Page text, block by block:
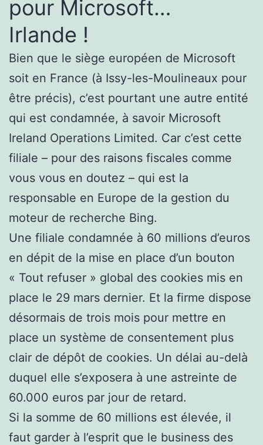
pour Microsoft…
Irlande !
Bien que le siège européen de Microsoft
soit en France (à Issy-les-Moulineaux pour
être précis), c’est pourtant une autre entité
qui est condamnée, à savoir Microsoft
Ireland Operations Limited. Car c’est cette
filiale – pour des raisons fiscales comme
vous vous en doutez – qui est la
responsable en Europe de la gestion du
moteur de recherche Bing.
Une filiale condamnée à 60 millions d’euros
en dépit de la mise en place d’un bouton
« Tout refuser » global des cookies mis en
place le 29 mars dernier. Et la firme dispose
désormais de trois mois pour mettre en
place un système de consentement plus
clair de dépôt de cookies. Un délai au-delà
duquel elle s’exposera à une astreinte de
60.000 euros par jour de retard.
Si la somme de 60 millions est élevée, il
faut garder à l’esprit que le business des